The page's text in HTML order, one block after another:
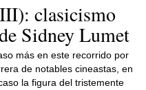
clasicismo
Sidney Lumet
más en este recorrido por
de notables cineastas, en
la figura del tristemente